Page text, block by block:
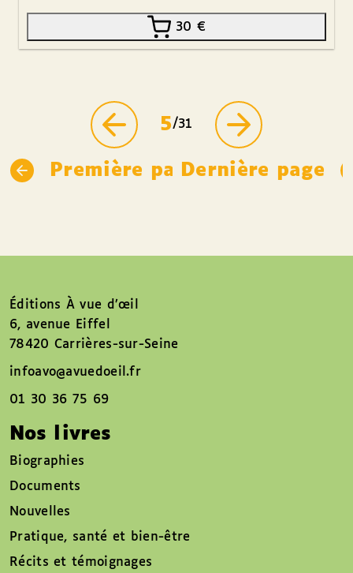
30 €
Première page
5/31
Dernière page
Éditions À vue d’œil
6, avenue Eiffel
78420 Carrières-sur-Seine
infoavo@avuedoeil.fr
01 30 36 75 69
Nos livres
Biographies
Documents
Nouvelles
Pratique, santé et bien-être
Récits et témoignages